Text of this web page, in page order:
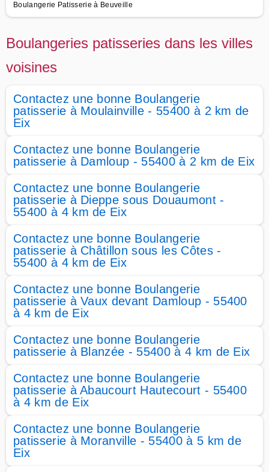
Boulangerie Patisserie à Beuveille
Boulangeries patisseries dans les villes
voisines
Contactez une bonne Boulangerie
patisserie à Moulainville - 55400 à 2 km de
Eix
Contactez une bonne Boulangerie
patisserie à Damloup - 55400 à 2 km de Eix
Contactez une bonne Boulangerie
patisserie à Dieppe sous Douaumont -
55400 à 4 km de Eix
Contactez une bonne Boulangerie
patisserie à Châtillon sous les Côtes -
55400 à 4 km de Eix
Contactez une bonne Boulangerie
patisserie à Vaux devant Damloup - 55400
à 4 km de Eix
Contactez une bonne Boulangerie
patisserie à Blanzée - 55400 à 4 km de Eix
Contactez une bonne Boulangerie
patisserie à Abaucourt Hautecourt - 55400
à 4 km de Eix
Contactez une bonne Boulangerie
patisserie à Moranville - 55400 à 5 km de
Eix